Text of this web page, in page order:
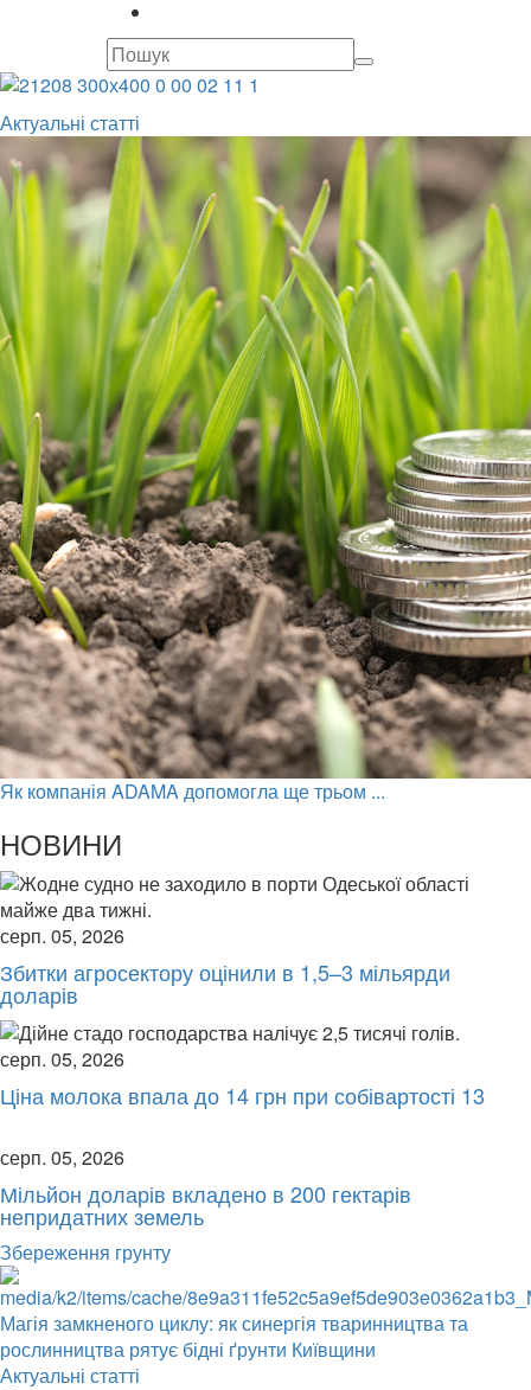
Актуальні статті
Як компанія ADAMA допомогла ще трьом ...
НОВИНИ
серп. 05, 2026
Збитки агросектору оцінили в 1,5–3 мільярди
доларів
серп. 05, 2026
Ціна молока впала до 14 грн при собівартості 13
серп. 05, 2026
Мільйон доларів вкладено в 200 гектарів
непридатних земель
Збереження грунту
Магія замкненого циклу: як синергія тваринництва та
рослинництва рятує бідні ґрунти Київщини
Актуальні статті